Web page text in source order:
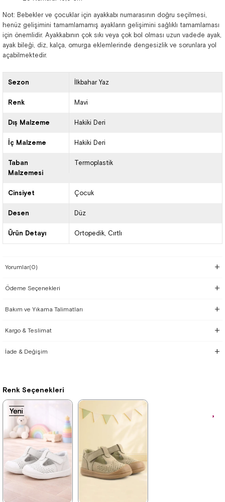
Not: Bebekler ve çocuklar için ayakkabı numarasının doğru seçilmesi,
henüz gelişimini tamamlamamış ayakların gelişimini sağlıklı tamamlaması
için önemlidir. Ayakkabının çok sıkı veya çok bol olması uzun vadede ayak,
ayak bileği, diz, kalça, omurga eklemlerinde dengesizlik ve sorunlara yol
açabilmektedir.
Sezon İlkbahar Yaz
Renk Mavi
Dış Malzeme Hakiki Deri
İç Malzeme Hakiki Deri
Taban
Malzemesi
Termoplastik
Cinsiyet Çocuk
Desen Düz
Ürün Detayı Ortopedik Cırtlı
Yorumlar(0)
Ödeme Seçenekleri
Bakım ve Yıkama Talimatları
Kargo & Teslimat
İade & Değişim
Renk Seçenekleri
Yeni
Ürün
Yeni
Ürün
Yeni
Ürün
Yeni
Ürün
Yeni
Ürün